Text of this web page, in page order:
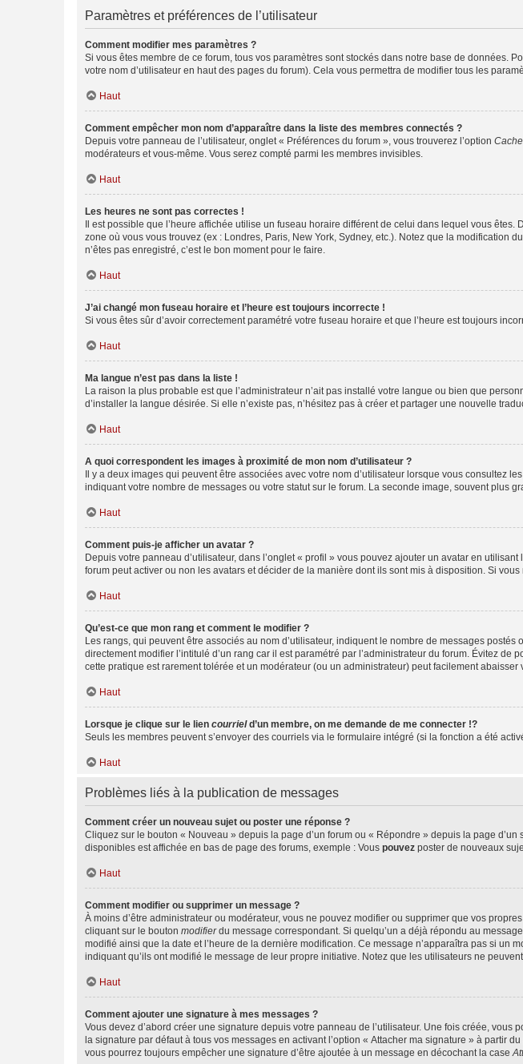
Paramètres et préférences de l’utilisateur
Comment modifier mes paramètres ?
Si vous êtes membre de ce forum, tous vos paramètres sont stockés dans notre base de données.
votre nom d’utilisateur en haut des pages du forum). Cela vous permettra de modifier tous les
Haut
Comment empêcher mon nom d’apparaître dans la liste des membres connectés ?
Depuis votre panneau de l’utilisateur, onglet « Préférences du forum », vous trouverez l’option
modérateurs et vous-même. Vous serez compté parmi les membres invisibles.
Haut
Les heures ne sont pas correctes !
Il est possible que l’heure affichée utilise un fuseau horaire différent de celui dans lequel vous êtes.
zone où vous vous trouvez (ex : Londres, Paris, New York, Sydney, etc.). Notez que la modification
n’êtes pas enregistré, c’est le bon moment pour le faire.
Haut
J’ai changé mon fuseau horaire et l’heure est toujours incorrecte !
Si vous êtes sûr d’avoir correctement paramétré votre fuseau horaire et que l’heure est toujours
Haut
Ma langue n’est pas dans la liste !
La raison la plus probable est que l’administrateur n’ait pas installé votre langue ou bien que
d’installer la langue désirée. Si elle n’existe pas, n’hésitez pas à créer et partager une nouvelle
Haut
A quoi correspondent les images à proximité de mon nom d’utilisateur ?
Il y a deux images qui peuvent être associées avec votre nom d’utilisateur lorsque vous consultez
indiquant votre nombre de messages ou votre statut sur le forum. La seconde image, souvent plus
Haut
Comment puis-je afficher un avatar ?
Depuis votre panneau d’utilisateur, dans l’onglet « profil » vous pouvez ajouter un avatar en
forum peut activer ou non les avatars et décider de la manière dont ils sont mis à disposition. Si
Haut
Qu’est-ce que mon rang et comment le modifier ?
Les rangs, qui peuvent être associés au nom d’utilisateur, indiquent le nombre de messages
directement modifier l’intitulé d’un rang car il est paramétré par l’administrateur du forum. Évitez
cette pratique est rarement tolérée et un modérateur (ou un administrateur) peut facilement abaisser
Haut
Lorsque je clique sur le lien courrield’un membre, on me demande de me connecter !?
Seuls les membres peuvent s’envoyer des courriels via le formulaire intégré (si la fonction a été
Haut
Problèmes liés à la publication de messages
Comment créer un nouveau sujet ou poster une réponse ?
Cliquez sur le bouton « Nouveau » depuis la page d’un forum ou « Répondre » depuis la page
disponibles est affichée en bas de page des forums, exemple : Vous pouvez poster de nouveaux
Haut
Comment modifier ou supprimer un message ?
À moins d’être administrateur ou modérateur, vous ne pouvez modifier ou supprimer que vos
cliquant sur le bouton modifierdu message correspondant. Si quelqu’un a déjà répondu au
modifié ainsi que la date et l’heure de la dernière modification. Ce message n’apparaîtra pas si
indiquant qu’ils ont modifié le message de leur propre initiative. Notez que les utilisateurs ne
Haut
Comment ajouter une signature à mes messages ?
Vous devez d’abord créer une signature depuis votre panneau de l’utilisateur. Une fois créée, vous
la signature par défaut à tous vos messages en activant l’option « Attacher ma signature » à partir
vous pourrez toujours empêcher une signature d’être ajoutée à un message en décochant la case